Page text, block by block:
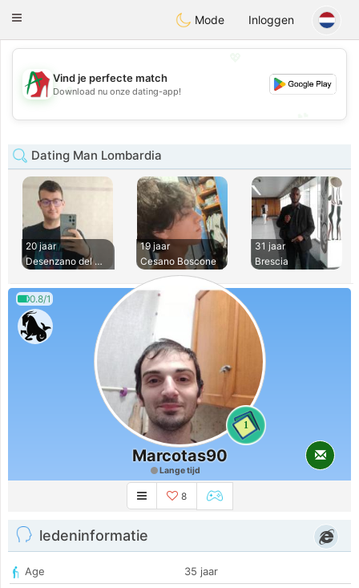
AmamiOra
Toggle
Mode Inloggen
💖
💕
Vind je perfecte match
Download nu onze dating-app!
Dating Man Lombardia
20 jaar
Desenzano del Gard
19 jaar
Cesano Boscone
31 jaar
Brescia
0.8/1
1
Marcotas90
Lange tijd
8
ledeninformatie
Age
35 jaar